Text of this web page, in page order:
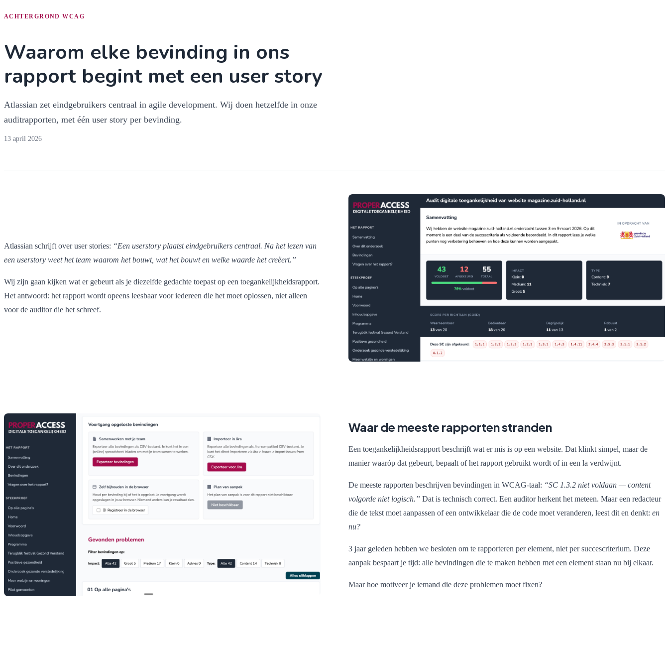
ACHTERGROND WCAG
Waarom elke bevinding in ons
rapport begint met een user story
Atlassian zet eindgebruikers centraal in agile development. Wij doen hetzelfde in onze
auditrapporten, met één user story per bevinding.
13 april 2026
Atlassian schrijft over user stories: “Een userstory plaatst eindgebruikers centraal. Na het lezen van
een userstory weet het team waarom het bouwt, wat het bouwt en welke waarde het creëert.”
Wij zijn gaan kijken wat er gebeurt als je diezelfde gedachte toepast op een toegankelijkheidsrapport.
Het antwoord: het rapport wordt opeens leesbaar voor iedereen die het moet oplossen, niet alleen
voor de auditor die het schreef.
Waar de meeste rapporten stranden
Een toegankelijkheidsrapport beschrijft wat er mis is op een website. Dat klinkt simpel, maar de
manier waaróp dat gebeurt, bepaalt of het rapport gebruikt wordt of in een la verdwijnt.
De meeste rapporten beschrijven bevindingen in WCAG-taal: “SC 1.3.2 niet voldaan — content
volgorde niet logisch.” Dat is technisch correct. Een auditor herkent het meteen. Maar een redacteur
die de tekst moet aanpassen of een ontwikkelaar die de code moet veranderen, leest dit en denkt: en
nu?
3 jaar geleden hebben we besloten om te rapporteren per element, niet per succescriterium. Deze
aanpak bespaart je tijd: alle bevindingen die te maken hebben met een element staan nu bij elkaar.
Maar hoe motiveer je iemand die deze problemen moet fixen?